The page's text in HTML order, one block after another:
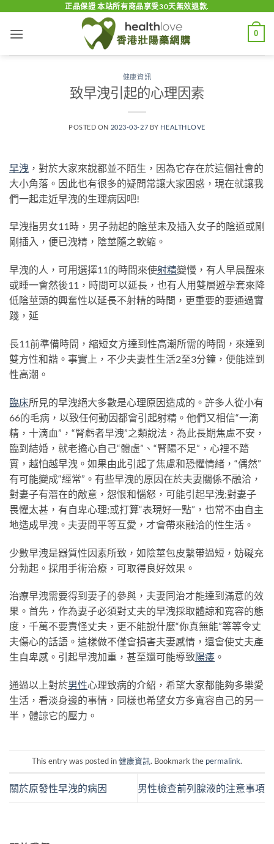
content
正品保證 本站所有商品享受30天無效退款.
0
健康資訊
致早洩引起的心理因素
POSTED ON 2023-03-27 BY HEALTHLOVE
早洩 ，對於大家來說都並不陌生，因為它存在於這個社會的
大小角落。因此也有很多的疑問常讓大家困惑，現在就讓我
們一起走近早洩的生理病因吧!
早洩指男女11時，男子勃起的陰莖未及插入女子的陰道或剛
剛插入，便已洩精，陰莖隨之軟縮。
早洩的人，可用選擇11的時間來使射精變慢，有人早晨醒來
或睡一會然後11，時間可以延長，也有人用雙層避孕套來降
低陰莖頭的興奮性以延長不射精的時間，更重要的要通過實
踐，延
長11前準備時間，縮短女方達到性高潮所需的時間，來達到
雙方性和諧。事實上，不少夫妻性生活2至3分鐘，便能達到
性高潮。
臨床所見的早洩絕大多數是心理原因造成的。許多人從小有
66的毛病，以致任何動因都會引起射精。他們又相信“一滴
精，十滴血”，“腎虧者早洩”之類說法，為此長期焦慮不安，
臨到結婚，就老擔心自己“體虛”、“腎陽不足”，心裡不踏
實，越怕越早洩。如果由此引起了焦慮和恐懼情緒，“偶然”
有可能變成“經常”。有些早洩的原因在於夫妻關係不融洽，
對妻子有潛在的敵意，怨恨和惱怒，可能引起早洩;對妻子
畏懼太甚，有自卑心理;或打算“表現好一點”，也常不由自主
地造成早洩。夫妻間平等互愛，才會帶來融洽的性生活。
少數早洩是器質性因素所致，如陰莖包皮繫帶過短，妨礙充
分勃起。採用手術治療，可取得良好效果。
治療早洩需要得到妻子的參與，夫妻同治才能達到滿意的效
果。首先，作為妻子必須對丈夫的早洩採取體諒和寬容的態
度，千萬不要責怪丈夫，更不能說什麼“你真無能”等等令丈
夫傷心的話語。這樣做不僅會損害夫妻感情，還會使丈夫產
生自卑感。引起早洩加重，甚至還可能導致陽痿 。
通過以上對於男性心理致病的介紹，希望大家都能夠多樂愛
生活，看淡身邊的事情，同樣也希望女方多寬容自己的另一
半，體諒它的壓力。
This entry was posted in健康資訊. Bookmark the permalink.
關於原發性早洩的病因 男性檢查前列腺液的注意事項